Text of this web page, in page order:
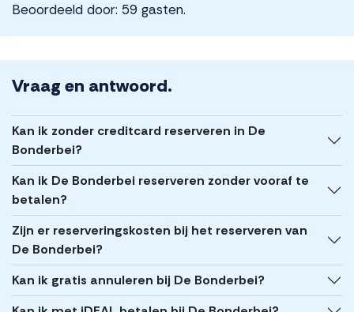
Beoordeeld door: 59 gasten.
Vraag en antwoord.
Kan ik zonder creditcard reserveren in De
Bonderbei?
Kan ik De Bonderbei reserveren zonder vooraf te
betalen?
Zijn er reserveringskosten bij het reserveren van
De Bonderbei?
Kan ik gratis annuleren bij De Bonderbei?